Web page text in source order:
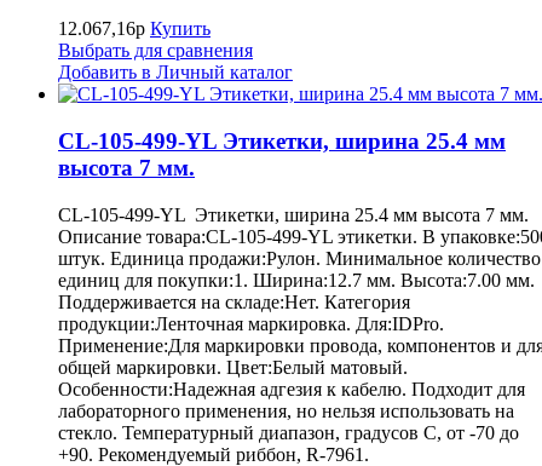
12.067,16р Купить
Выбрать для сравнения
Добавить в Личный каталог
CL-105-499-YL Этикетки, ширина 25.4 мм
высота 7 мм.
CL-105-499-YL Этикетки, ширина 25.4 мм высота 7 мм.
Описание товара:CL-105-499-YL этикетки. В
штук. Единица продажи:Рулон. Минимальное количество
единиц для покупки:1. Ширина:12.7 мм. Высота:7.00 мм.
Поддерживается на складе:Нет. Категория
продукции:Ленточная маркировка. Для:IDPro.
Применение:Для маркировки провода, компонентов и
общей маркировки. Цвет:Белый матовый.
Особенности:Надежная адгезия к кабелю. Подходит для
лабораторного применения, но нельзя использовать на
стекло. Температурный диапазон, градусов С, от -70 до
+90. Рекомендуемый риббон, R-7961.